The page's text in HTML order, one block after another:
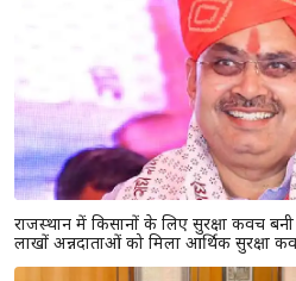
राजस्थान में किसानों के लिए सुरक्षा कवच बनी
लाखों अन्नदाताओं को मिला आर्थिक सुरक्षा